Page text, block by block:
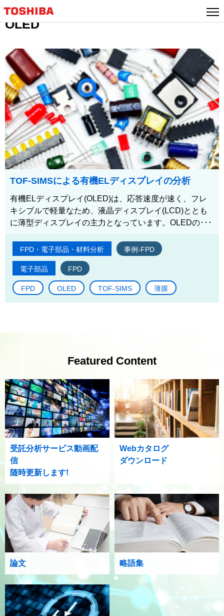
OLED
TOF-SIMSによる有機ELディスプレイの分析
有機ELディスプレイ(OLED)は、応答速度が速く、フレ
キシブルで軽量なため、液晶ディスプレイ(LCD)ととも
に薄型ディスプレイの主力となっています。OLEDの･･･
FPD・電子部品・材料分析 事例-FPD
電子部品 FPD
FPD OLED TOF-SIMS 薄膜
Featured Content
受託分析サービス動画配
信
随時更新します!
Webカタログ
ダウンロード
論文 略語集